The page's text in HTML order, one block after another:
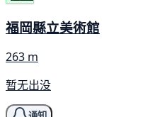
福岡縣立美術館
263 m
暂无出没